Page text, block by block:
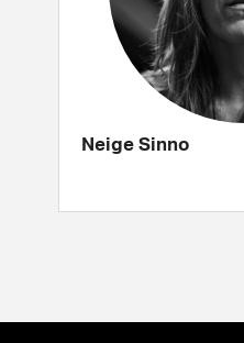
Neige Sinno